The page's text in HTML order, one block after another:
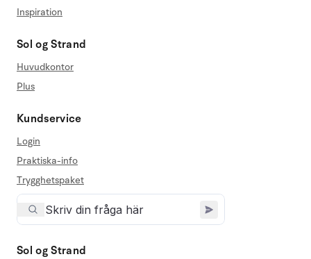
Inspiration
Sol og Strand
Huvudkontor
Plus
Kundservice
Login
Praktiska-info
Trygghetspaket
Sol og Strand